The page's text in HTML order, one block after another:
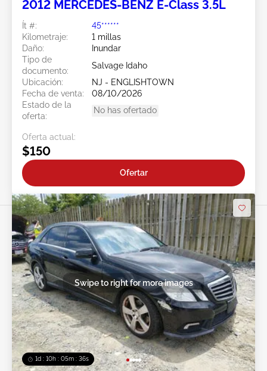
2012 MERCEDES-BENZ E-Class 3.5L
Ít #:
45******
Kilometraje:
1 millas
Daño:
Inundar
Tipo de
documento:
Salvage Idaho
Ubicación:
NJ - ENGLISHTOWN
Fecha de venta:
08/10/2026
Estado de la
oferta:
No has ofertado
Oferta actual:
$150
Ofertar
1d : 10h : 05m : 34s
Swipe to right for more images